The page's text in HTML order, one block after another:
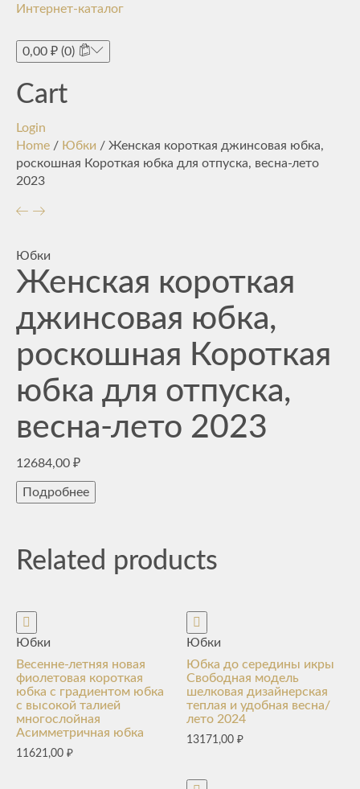
Интернет-каталог
0,00 ₽ (0)
Cart
Login
Home / Юбки / Женская короткая джинсовая юбка,
роскошная Короткая юбка для отпуска, весна-лето
2023
Юбки
Женская короткая
джинсовая юбка,
роскошная Короткая
юбка для отпуска,
весна-лето 2023
12684,00 ₽
Подробнее
Related products
Юбки
Весенне-летняя новая
фиолетовая короткая
юбка с градиентом юбка
с высокой талией
многослойная
Асимметричная юбка
11621,00 ₽
Юбки
Юбка до середины икры
Свободная модель
шелковая дизайнерская
теплая и удобная весна/
лето 2024
13171,00₽